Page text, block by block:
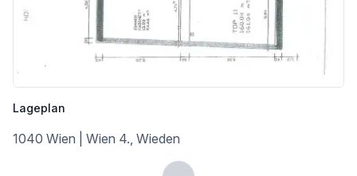
Lageplan
1040 Wien | Wien 4., Wieden